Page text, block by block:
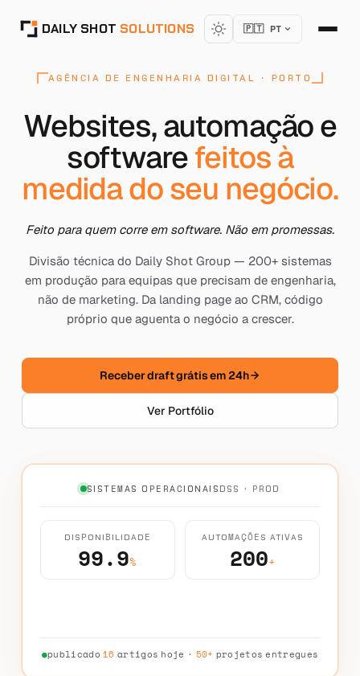
DAILY SHOT SOLUTIONS 🇵🇹 PT
AGÊNCIA DE ENGENHARIA DIGITAL · PORTO
Websites, automação e
softwarefeitos à
medida do seu negócio.
Feito para quem corre em software. Não em promessas.
Divisão técnica do Daily Shot Group — 200+ sistemas
em produção para equipas que precisam de engenharia,
não de marketing. Da landing page ao CRM, código
próprio que aguenta o negócio a crescer.
Receber draft grátis em 24h
Ver Portfólio
SISTEMAS OPERACIONAIS DSS · PROD
DISPONIBILIDADE
99.9%
AUTOMAÇÕES ATIVAS
200+
●publicado16 artigos hoje · 50+ projetos entregues